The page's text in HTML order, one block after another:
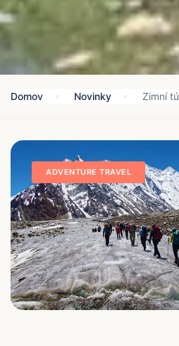
Domov Novinky Zimní
ADVENTURE TRAVEL